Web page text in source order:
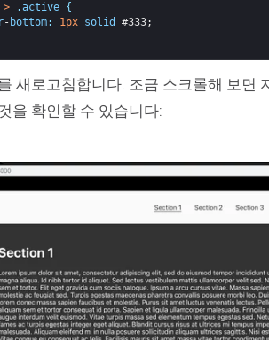
> .active
{
- bottom: 1px solid
#333;
새로고침합니다. 조금 스크롤해 보면
을 확인할 수 있습니다: